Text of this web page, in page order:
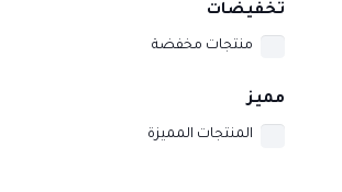
تخفيضات
منتجات مخفضة
مميز
المنتجات المميزة